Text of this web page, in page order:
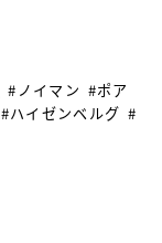
#ノイマン #ポア
#ハイゼンベルグ #